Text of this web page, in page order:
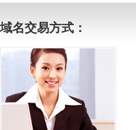
域名交易方式：